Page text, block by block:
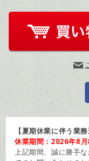
【夏期休業に伴う業
休業期間：2026年8
上記期間、誠に勝手